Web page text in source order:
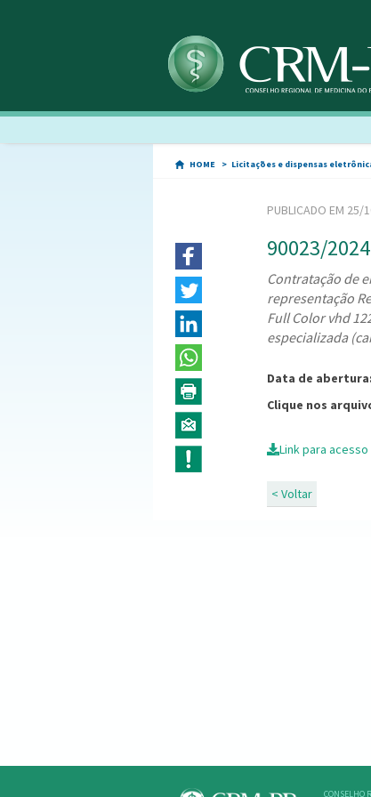
HOME Licitações e dispensas
PUBLICADO EM 25/
90023/
Contratação de
representação
Full Color vhd
especializada
Data de abertura:
Clique nos
Link para acesso
< Voltar
CONSELHO